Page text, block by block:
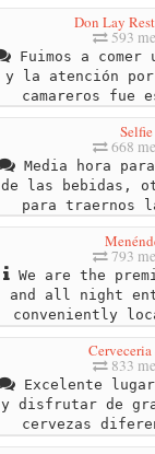
Don Lay
593
Fuimos a comer
y la atención
camareros fue
Selfie
668
Media hora
de las bebidas,
para traernos
793
We are the
and all night
conveniently
Cerveceria
833
Excelente lugar
y disfrutar de
cervezas